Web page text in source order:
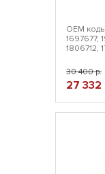
ОЕМ
1697677,
1806712,
30 400 р.
27 332